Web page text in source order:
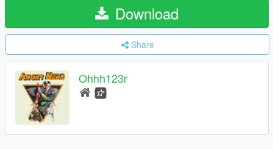
Download
Share
Ohhh123r